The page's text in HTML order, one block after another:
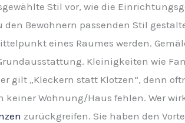
Stil vor, wie die
Bewohnern passenden Stil
eines Raumes werden.
Kleinigkeiten wie
gilt „Kleckern statt Klotzen“, denn
Wohnung/Haus fehlen. Wer
zurückgreifen. Sie haben den